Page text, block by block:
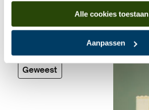
Alle cookies toestaan
Aanpassen
Komt voor in
Geweest